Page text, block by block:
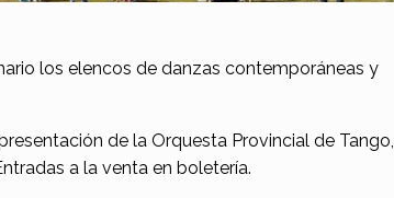
los elencos de danzas contemporáneas y
de la Orquesta Provincial de Tango,
a la venta en boletería.